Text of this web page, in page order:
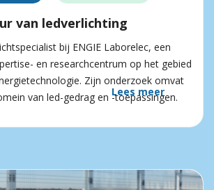
van ledverlichting
bij ENGIE Laborelec, een
en researchcentrum op het gebied
Zijn onderzoek omvat
van led-gedrag en -toepassingen.
Lees meer